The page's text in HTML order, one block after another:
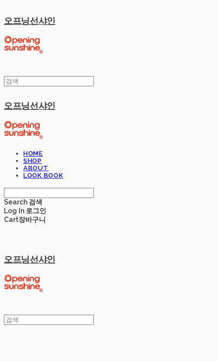
오프닝선샤인
오프닝선샤인
HOME
SHOP
ABOUT
LOOK BOOK
Search 검색
Log In 로그인
Cart장바구니
오프닝선샤인